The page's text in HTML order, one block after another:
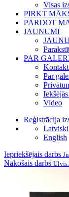
Visas
PIRKT
PĀRDOT
JAUNUMI
PAR
Par
Video
Reģistrācija
Latviski
English
Iepriekšējais darbs
Nākošais darbs Ulvis